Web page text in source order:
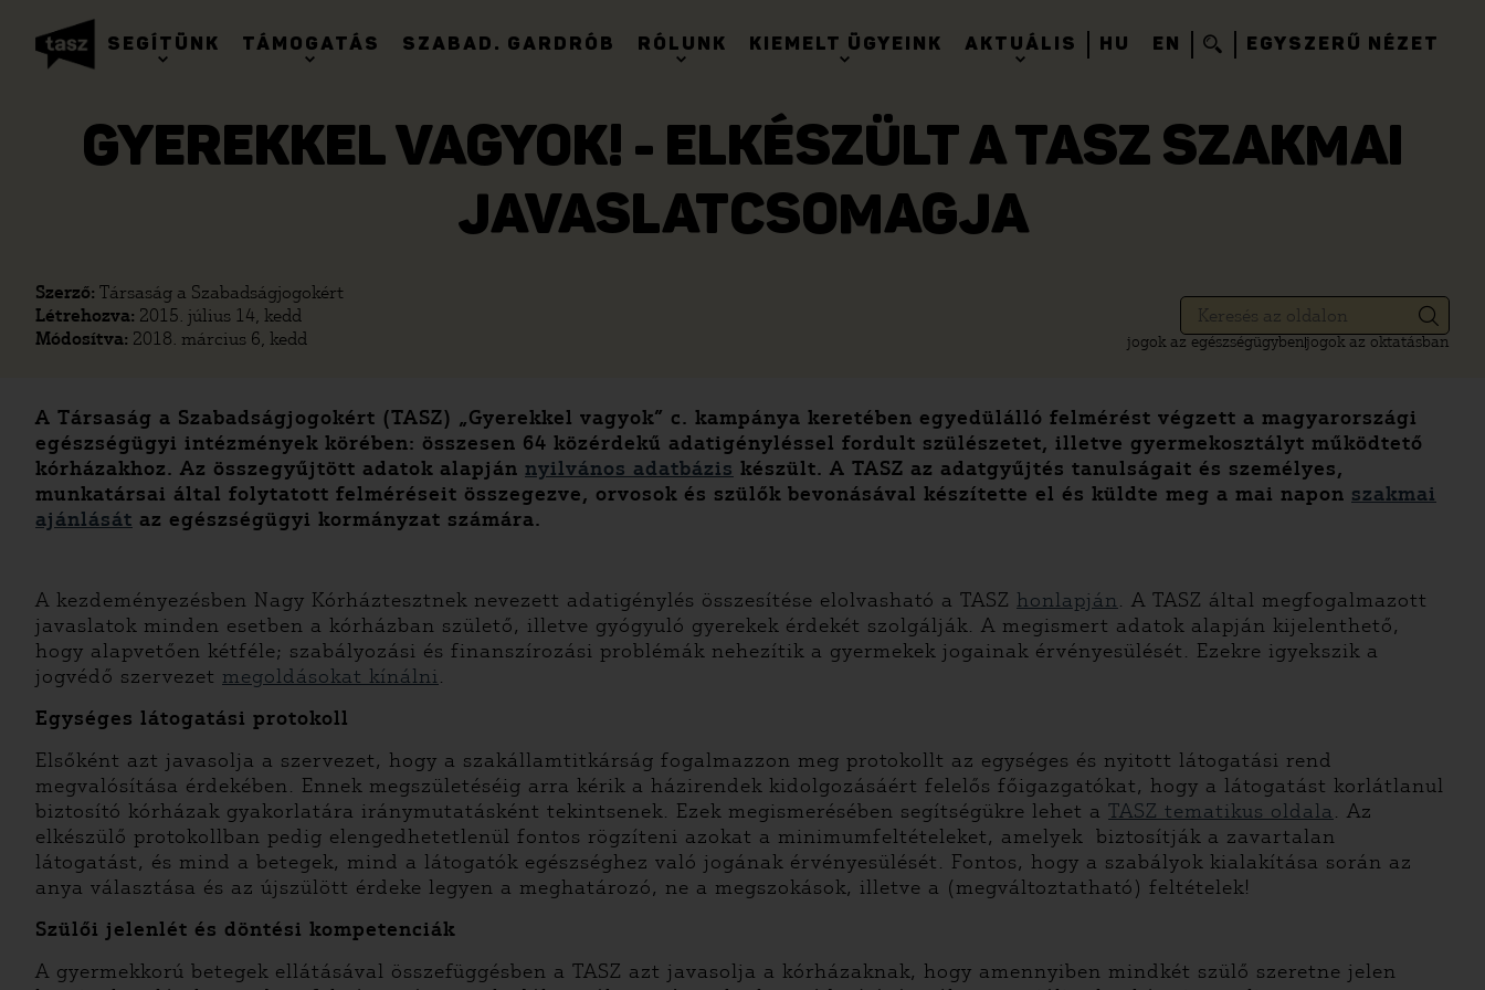
SEGÍTÜNK TÁMOGATÁS SZABAD. GARDRÓB RÓLUNK KIEMELT ÜGYEINK AKTUÁLIS HU EN EGYSZERŰ NÉZET
GYEREKKEL VAGYOK! - ELKÉSZÜLT A TASZ SZAKMAI
JAVASLATCSOMAGJA
Szerző: Társaság a Szabadságjogokért
Létrehozva: 2015. július 14, kedd
Módosítva: 2018. március 6, kedd jogok az egészségügybenjogok az oktatásban
A Társaság a Szabadságjogokért (TASZ) „Gyerekkel vagyok” c. kampánya keretében egyedülálló felmérést végzett a magyarországi
egészségügyi intézmények körében: összesen 64 közérdekű adatigényléssel fordult szülészetet, illetve gyermekosztályt működtető
kórházakhoz. Az összegyűjtött adatok alapján nyilvános adatbázis készült. A TASZ az adatgyűjtés tanulságait és személyes,
munkatársai által folytatott felméréseit összegezve, orvosok és szülők bevonásával készítette el és küldte meg a mai napon szakmai
ajánlását az egészségügyi kormányzat számára.
A kezdeményezésben Nagy Kórháztesztnek nevezett adatigénylés összesítése elolvasható a TASZ honlapján. A TASZ által megfogalmazott
javaslatok minden esetben a kórházban születő, illetve gyógyuló gyerekek érdekét szolgálják. A megismert adatok alapján kijelenthető,
hogy alapvetően kétféle; szabályozási és finanszírozási problémák nehezítik a gyermekek jogainak érvényesülését. Ezekre igyekszik a
jogvédő szervezet megoldásokat kínálni.
Egységes látogatási protokoll
Elsőként azt javasolja a szervezet, hogy a szakállamtitkárság fogalmazzon meg protokollt az egységes és nyitott látogatási rend
megvalósítása érdekében. Ennek megszületéséig arra kérik a házirendek kidolgozásáért felelős főigazgatókat, hogy a látogatást korlátlanul
biztosító kórházak gyakorlatára iránymutatásként tekintsenek. Ezek megismerésében segítségükre lehet a TASZ tematikus oldala. Az
elkészülő protokollban pedig elengedhetetlenül fontos rögzíteni azokat a minimumfeltételeket, amelyek biztosítják a zavartalan
látogatást, és mind a betegek, mind a látogatók egészséghez való jogának érvényesülését. Fontos, hogy a szabályok kialakítása során az
anya választása és az újszülött érdeke legyen a meghatározó, ne a megszokások, illetve a (megváltoztatható) feltételek!
Szülői jelenlét és döntési kompetenciák
A gyermekkorú betegek ellátásával összefüggésben a TASZ azt javasolja a kórházaknak, hogy amennyiben mindkét szülő szeretne jelen